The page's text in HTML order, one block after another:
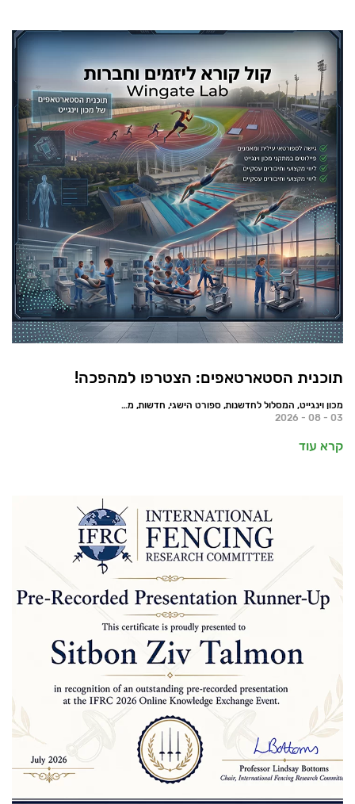
תוכנית הסטארטאפים: הצטרפו למהפכה!
מכון וינגייט, המסלול לחדשנות, ספורט הישגי, חדשות, מאמרים
03 - 08 - 2026
קרא עוד